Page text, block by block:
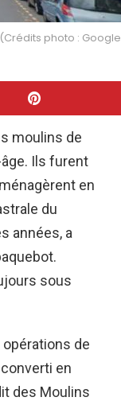
photo : Google
moulins de
Ils furent
en
du
années, a
sous
opérations de
en
des Moulins